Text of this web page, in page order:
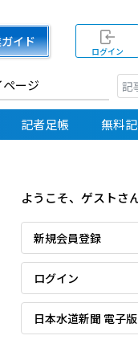
イド
ログイン
ページ
記者足帳 無料
イクリップに追加
ようこそ、ゲストさん
新規会員登録
ログイン
日本水道新聞 電子